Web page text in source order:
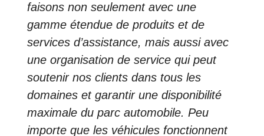
faisons non seulement avec une
gamme étendue de produits et de
services d’assistance, mais aussi avec
une organisation de service qui peut
soutenir nos clients dans tous les
domaines et garantir une disponibilité
maximale du parc automobile. Peu
importe que les véhicules fonctionnent